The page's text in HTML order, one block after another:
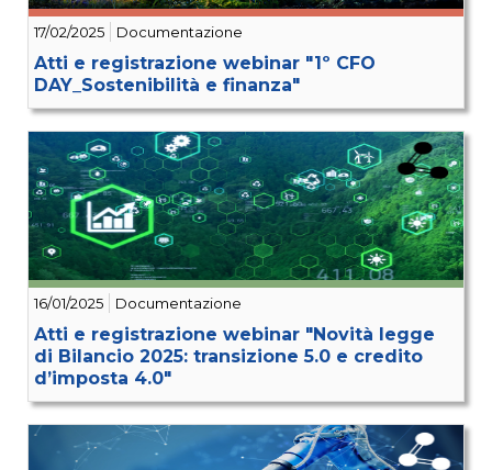
17/02/2025 Documentazione
Atti e registrazione webinar "1º CFO
DAY_Sostenibilità e finanza"
16/01/2025 Documentazione
Atti e registrazione webinar "Novità legge
di Bilancio 2025: transizione 5.0 e credito
d’imposta 4.0"